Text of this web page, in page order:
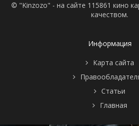
© "Kinzozo" - на сайте 115861 кино
качеством.
Информация
Карта сайта
Статьи
Главная